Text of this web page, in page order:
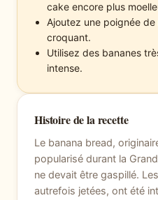
cake encore plus
Ajoutez une poignée
croquant.
Utilisez des bananes
intense.
Histoire de la recette
Le banana bread,
popularisé durant la
ne devait être gaspillé.
autrefois jetées, ont été